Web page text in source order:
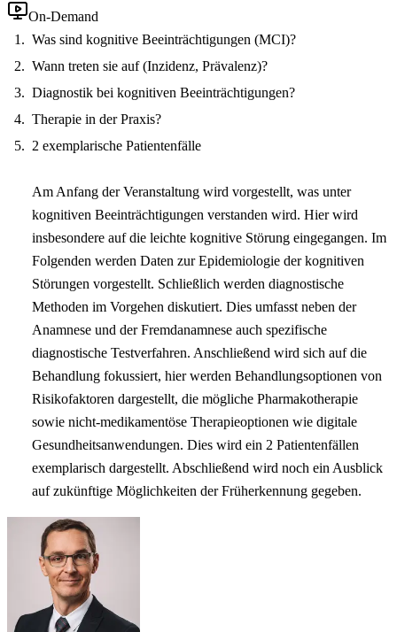
On-Demand
Was sind kognitive Beeinträchtigungen (MCI)?
Wann treten sie auf (Inzidenz, Prävalenz)?
Diagnostik bei kognitiven Beeinträchtigungen?
Therapie in der Praxis?
2 exemplarische Patientenfälle
Am Anfang der Veranstaltung wird vorgestellt, was unter
kognitiven Beeinträchtigungen verstanden wird. Hier wird
insbesondere auf die leichte kognitive Störung eingegangen. Im
Folgenden werden Daten zur Epidemiologie der kognitiven
Störungen vorgestellt. Schließlich werden diagnostische
Methoden im Vorgehen diskutiert. Dies umfasst neben der
Anamnese und der Fremdanamnese auch spezifische
diagnostische Testverfahren. Anschließend wird sich auf die
Behandlung fokussiert, hier werden Behandlungsoptionen von
Risikofaktoren dargestellt, die mögliche Pharmakotherapie
sowie nicht-medikamentöse Therapieoptionen wie digitale
Gesundheitsanwendungen. Dies wird ein 2 Patientenfällen
exemplarisch dargestellt. Abschließend wird noch ein Ausblick
auf zukünftige Möglichkeiten der Früherkennung gegeben.